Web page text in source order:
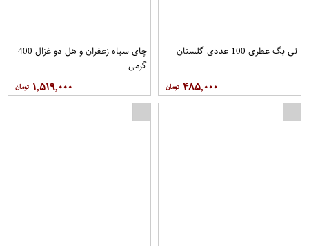
تی بگ عطری 100 عددی گلستان
۴۸۵,۰۰۰
چای سیاه زعفران و هل دو غزال 400
گرمی
۱,۵۱۹,۰۰۰